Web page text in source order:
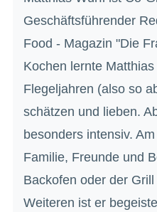
Geschäftsführender
Food - Magazin "Die
Kochen lernte
Flegeljahren (also so
schätzen und lieben.
besonders intensiv.
Familie, Freunde und
Backofen oder der
Weiteren ist er